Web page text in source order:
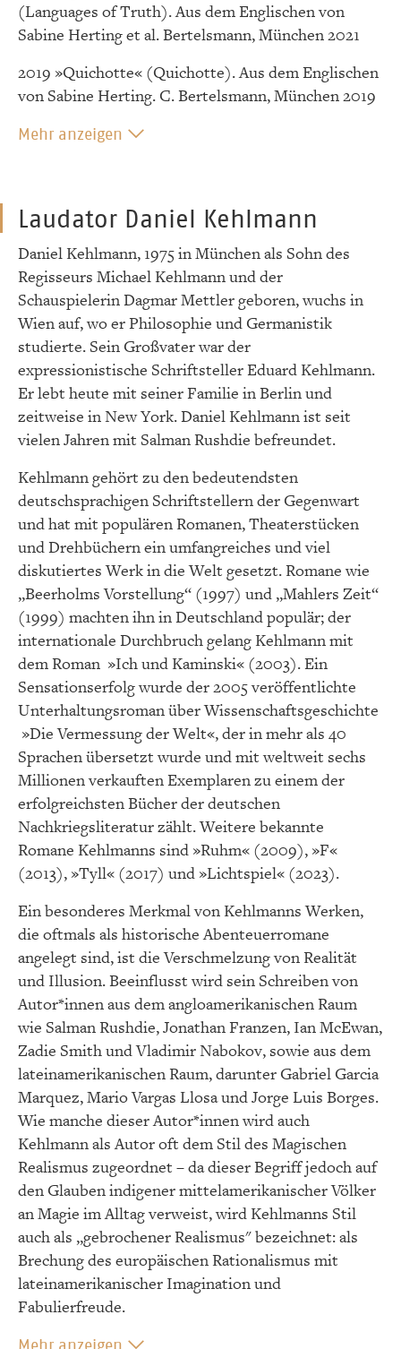
(Languages of Truth). Aus dem Englischen von
Sabine Herting et al. Bertelsmann, München 2021
2019 »Quichotte« (Quichotte). Aus dem Englischen
von Sabine Herting. C. Bertelsmann, München 2019
Mehr anzeigen
Laudator Daniel Kehlmann
Daniel Kehlmann, 1975 in München als Sohn des
Regisseurs Michael Kehlmann und der
Schauspielerin Dagmar Mettler geboren, wuchs in
Wien auf, wo er Philosophie und Germanistik
studierte. Sein Großvater war der
expressionistische Schriftsteller Eduard Kehlmann.
Er lebt heute mit seiner Familie in Berlin und
zeitweise in New York. Daniel Kehlmann ist seit
vielen Jahren mit Salman Rushdie befreundet.
Kehlmann gehört zu den bedeutendsten
deutschsprachigen Schriftstellern der Gegenwart
und hat mit populären Romanen, Theaterstücken
und Drehbüchern ein umfangreiches und viel
diskutiertes Werk in die Welt gesetzt. Romane wie
„Beerholms Vorstellung“ (1997) und „Mahlers Zeit“
(1999) machten ihn in Deutschland populär; der
internationale Durchbruch gelang Kehlmann mit
dem Roman »Ich und Kaminski« (2003). Ein
Sensationserfolg wurde der 2005 veröffentlichte
Unterhaltungsroman über Wissenschaftsgeschichte
»Die Vermessung der Welt«, der in mehr als 40
Sprachen übersetzt wurde und mit weltweit sechs
Millionen verkauften Exemplaren zu einem der
erfolgreichsten Bücher der deutschen
Nachkriegsliteratur zählt. Weitere bekannte
Romane Kehlmanns sind »Ruhm« (2009), »F«
(2013), »Tyll« (2017) und »Lichtspiel« (2023).
Ein besonderes Merkmal von Kehlmanns Werken,
die oftmals als historische Abenteuerromane
angelegt sind, ist die Verschmelzung von Realität
und Illusion. Beeinflusst wird sein Schreiben von
Autor*innen aus dem angloamerikanischen Raum
wie Salman Rushdie, Jonathan Franzen, Ian McEwan,
Zadie Smith und Vladimir Nabokov, sowie aus dem
lateinamerikanischen Raum, darunter Gabriel Garcia
Marquez, Mario Vargas Llosa und Jorge Luis Borges.
Wie manche dieser Autor*innen wird auch
Kehlmann als Autor oft dem Stil des Magischen
Realismus zugeordnet – da dieser Begriff jedoch auf
den Glauben indigener mittelamerikanischer Völker
an Magie im Alltag verweist, wird Kehlmanns Stil
auch als „gebrochener Realismus" bezeichnet: als
Brechung des europäischen Rationalismus mit
lateinamerikanischer Imagination und
Fabulierfreude.